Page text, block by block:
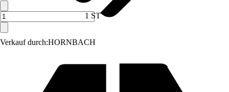
Verkauf durch:HORNBACH
1 ST